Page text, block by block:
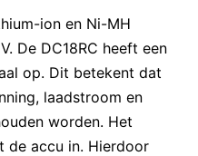
ion en Ni-MH
De DC18RC heeft een
op. Dit betekent dat
laadstroom en
worden. Het
de accu in. Hierdoor